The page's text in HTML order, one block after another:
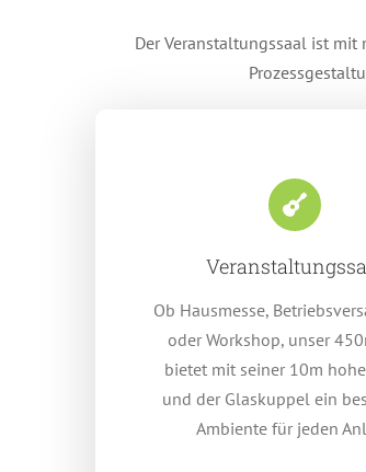
Der Veranstaltungssaal ist
Ob Hausmesse,
oder Workshop, unser
bietet mit seiner 10m
und der Glaskuppel ein
Ambiente für jeden